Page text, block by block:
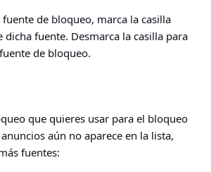
de bloqueo, marca la casilla
dicha fuente. Desmarca la casilla para
de bloqueo.
que quieres usar para el bloqueo
aún no aparece en la lista,
fuentes: